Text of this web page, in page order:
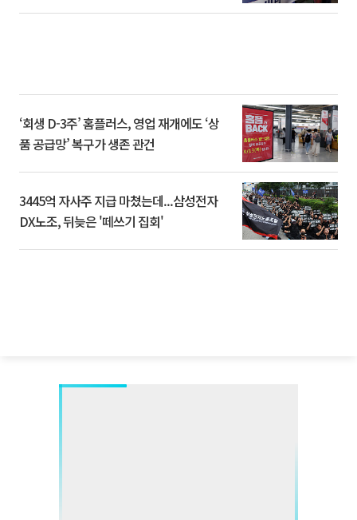
‘회생 D-3주’ 홈플러스, 영업 재개에도 ‘상
품 공급망’ 복구가 생존 관건
3445억 자사주 지급 마쳤는데...삼성전자
DX노조, 뒤늦은 '떼쓰기 집회'